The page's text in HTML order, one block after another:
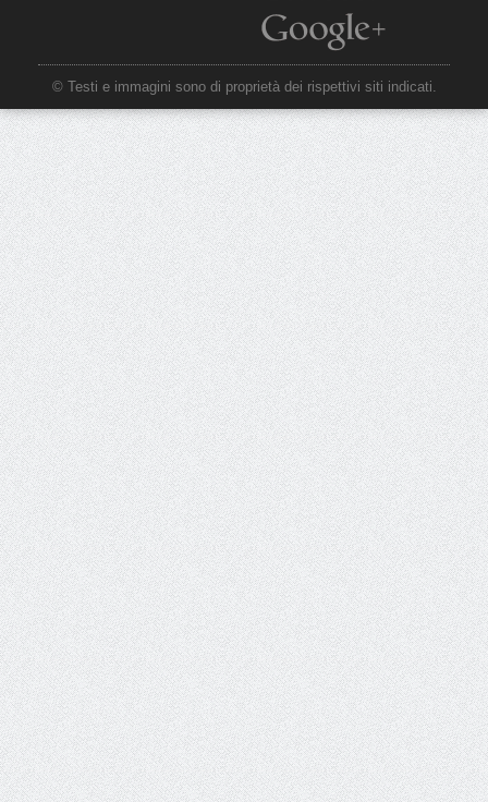
© Testi e immagini sono di proprietà dei rispettivi siti indicati.